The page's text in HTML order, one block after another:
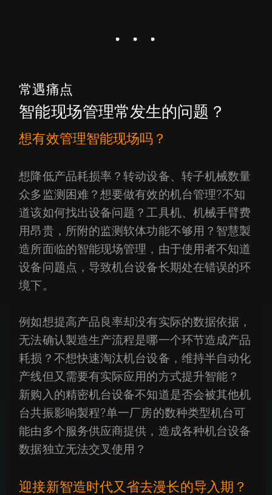
常遇痛点
智能现场管理常发生的问题？
想有效管理智能现场吗？
想降低产品耗损率？转动设备、转子机械数量
众多监测困难？想要做有效的机台管理?不知
道该如何找出设备问题？工具机、机械手臂费
用昂贵，所附的监测软体功能不够用？智慧製
造所面临的智能现场管理，由于使用者不知道
设备问题点，导致机台设备长期处在错误的环
境下。
例如想提高产品良率却没有实际的数据依据，
无法确认製造生产流程是哪一个环节造成产品
耗损？不想快速淘汰机台设备，维持半自动化
产线但又需要有实际应用的方式提升智能？
新购入的精密机台设备不知道是否会被其他机
台共振影响製程?单一厂房的数种类型机台可
能由多个服务供应商提供，造成各种机台设备
数据独立无法交叉使用？
迎接新智造时代又省去漫长的导入期？